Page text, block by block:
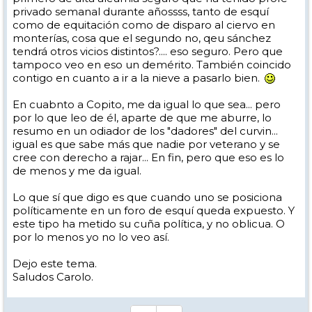
privado semanal durante añossss, tanto de esquí
como de equitación como de disparo al ciervo en
monterías, cosa que el segundo no, qeu sánchez
tendrá otros vicios distintos?.... eso seguro. Pero que
tampoco veo en eso un demérito. También coincido
contigo en cuanto a ir a la nieve a pasarlo bien.
En cuabnto a Copito, me da igual lo que sea... pero
por lo que leo de él, aparte de que me aburre, lo
resumo en un odiador de los "dadores" del curvin...
igual es que sabe más que nadie por veterano y se
cree con derecho a rajar... En fin, pero que eso es lo
de menos y me da igual.
Lo que sí que digo es que cuando uno se posiciona
políticamente en un foro de esquí queda expuesto. Y
este tipo ha metido su cuña política, y no oblicua. O
por lo menos yo no lo veo así.
Dejo este tema.
Saludos Carolo.